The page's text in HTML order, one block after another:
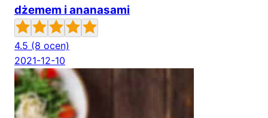
dżemem i ananasami
4.5 (8 ocen)
2021-12-10